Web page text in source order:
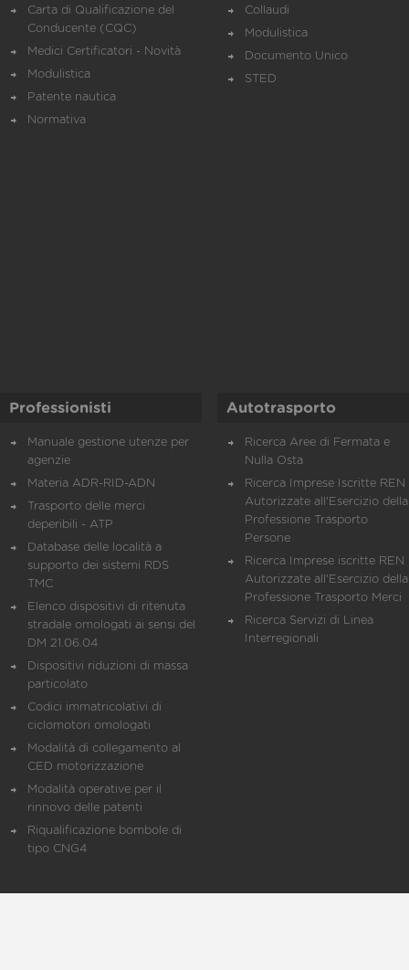
Carta di Qualificazione del
Conducente (CQC)
Medici Certificatori - Novità
Modulistica
Patente nautica
Normativa
Collaudi
Modulistica
Documento Unico
STED
Professionisti
Manuale gestione utenze per
agenzie
Materia ADR-RID-ADN
Trasporto delle merci
deperibili - ATP
Database delle località a
supporto dei sistemi RDS
TMC
Elenco dispositivi di ritenuta
stradale omologati ai sensi del
DM 21.06.04
Dispositivi riduzioni di massa
particolato
Codici immatricolativi di
ciclomotori omologati
Modalità di collegamento al
CED motorizzazione
Modalità operative per il
rinnovo delle patenti
Riqualificazione bombole di
tipo CNG4
Autotrasporto
Ricerca Aree di Fermata e
Nulla Osta
Ricerca Imprese Iscritte REN
Autorizzate all'Esercizio della
Professione Trasporto
Persone
Ricerca Imprese iscritte REN
Autorizzate all'Esercizio della
Professione Trasporto Merci
Ricerca Servizi di Linea
Interregionali